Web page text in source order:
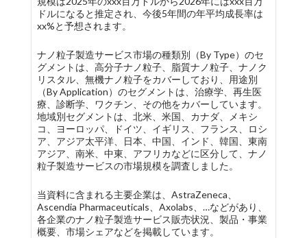
ドルになると推定され、今後5年間の年平均成長率は
xx%と予想されます。
ナノ粒子製造サービス市場の種類別（By Type）のセ
グメントは、高分子ナノ粒子、脂質ナノ粒子、ナノク
リスタル、無機ナノ粒子をカバーしており、用途別
（By Application）のセグメントは、治療学、再生医
療、診断学、ワクチン、その他をカバーしています。
地域別セグメントは、北米、米国、カナダ、メキシ
コ、ヨーロッパ、ドイツ、イギリス、フランス、ロシ
ア、アジア太平洋、日本、中国、インド、韓国、東南
アジア、南米、中東、アフリカなどに区分して、ナノ
粒子製造サービスの市場規模を調査しました。
当資料に含まれる主要企業は、AstraZeneca、
Ascendia Pharmaceuticals、Axolabs、…などがあり、
各企業のナノ粒子製造サービス販売状況、製品・事業
概要、市場シェアなどを掲載しています。